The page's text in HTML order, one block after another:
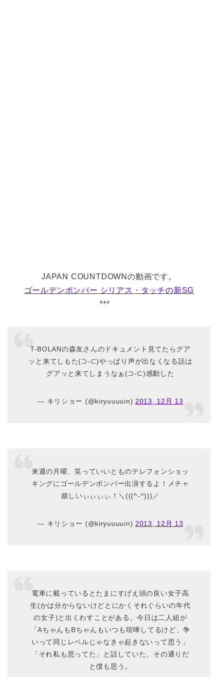
JAPAN COUNTDOWNの動画です。
ゴールデンボンバー シリアス・タッチの新SG
***
T-BOLANの森友さんのドキュメント見てたらグア
ッと来てしもた(⊃-⊂)やっぱり声が出なくなる話は
グアッと来てしまうなぁ(⊃-⊂)感動した
— キリショー (@kiryuuuuin) 2013, 12月 13
来週の月曜、笑っていいとものテレフォンショッ
キングにゴールデンボンバー出演するよ！メチャ
嬉しいぃぃぃぃ！＼(((^-^)))／
— キリショー (@kiryuuuuin) 2013, 12月 13
電車に載っているとたまにすげえ頭の良い女子高
生(かは分からないけどとにかくそれぐらいの年代
の女子)と出くわすことがある。今日は二人組が
「AちゃんもBちゃんもいつも喧嘩してるけど、争
いって同じレベルじゃなきゃ起きないって思う」
「それ私も思ってた」と話していた。その通りだ
と僕も思う。